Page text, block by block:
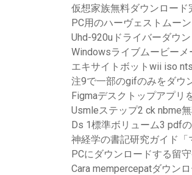
仮想家族無料ダウンロード
PC用のハーヴェストムー
Uhd-920uドライバーダウ
Windowsライブムービー
エキサイトボットwii iso
注9で一部のgifのみをダウ
Figmaデスクトップアプリ
Usmleステップ2 ck nbme
Ds 1標準ボリューム3 pdf
神経学の書記研究ガイド
PCにダウンロードする留
Cara mempercepatダウン